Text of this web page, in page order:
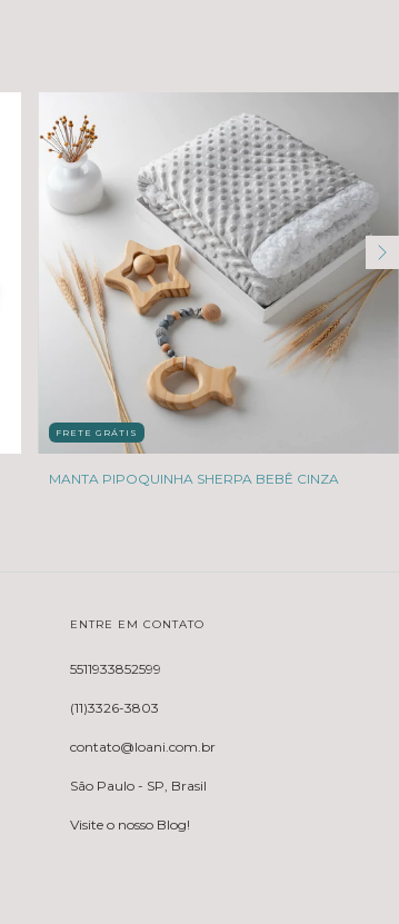
FRETE GRÁTIS
MANTA PIPOQUINHA SHERPA BEBÊ CINZA
ENTRE EM CONTATO
5511933852599
(11)3326-3803
contato@loani.com.br
São Paulo - SP, Brasil
Visite o nosso Blog!